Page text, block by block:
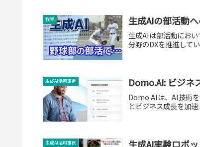
教育 生成AIの部活動
生成AIは部活動にお
分野のDXを推進してい
生成AI活用事例 Domo.AI: ビジネ
Domo.AIは、AI技術
とビジネス成長を加速
生成AI活用事例 生成AI実験ロボ